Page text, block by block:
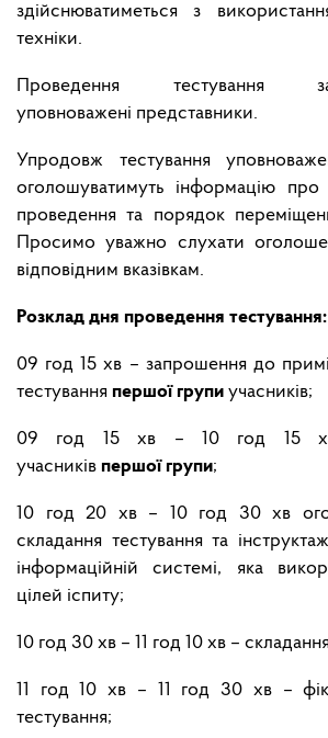
здійснюватиметься з
техніки.
Проведення тестування
уповноважені представники.
Упродовж тестування
оголошуватимуть інформацію
проведення та порядок
Просимо уважно слухати
відповідним вказівкам.
Розклад дня проведення тестування:
09 год 15 хв – запрошення до
тестування першої групи учасників;
09 год 15 хв – 10 год 15 хв
учасників першої групи;
10 год 20 хв – 10 год 30 хв
складання тестування та
інформаційній системі, яка
цілей іспиту;
10 год 30 хв – 11 год 10 хв –
11 год 10 хв – 11 год 30 хв –
тестування;